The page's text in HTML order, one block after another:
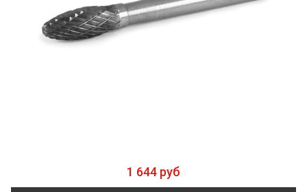
1 644 руб